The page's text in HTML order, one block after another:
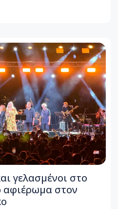
γελασμένοι στο
αφιέρωμα στον